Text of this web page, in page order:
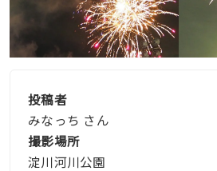
投稿者
みなっち さん
撮影場所
淀川河川公園